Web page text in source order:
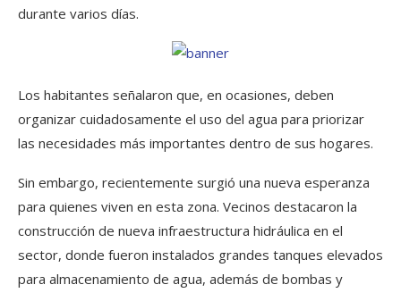
durante varios días.
Los habitantes señalaron que, en ocasiones, deben
organizar cuidadosamente el uso del agua para priorizar
las necesidades más importantes dentro de sus hogares.
Sin embargo, recientemente surgió una nueva esperanza
para quienes viven en esta zona. Vecinos destacaron la
construcción de nueva infraestructura hidráulica en el
sector, donde fueron instalados grandes tanques elevados
para almacenamiento de agua, además de bombas y